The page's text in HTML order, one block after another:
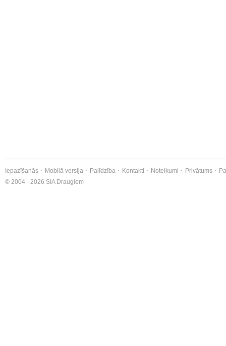
Iepazīšanās Mobilā versija Palīdzība Kontakti Noteikumi Privātums
© 2004 - 2026 SIA Draugiem